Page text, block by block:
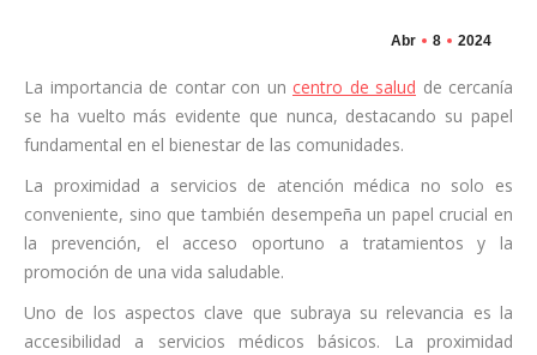
Abr 8 2024
La importancia de contar con un centro de salud de cercanía
se ha vuelto más evidente que nunca, destacando su papel
fundamental en el bienestar de las comunidades.
La proximidad a servicios de atención médica no solo es
conveniente, sino que también desempeña un papel crucial en
la prevención, el acceso oportuno a tratamientos y la
promoción de una vida saludable.
Uno de los aspectos clave que subraya su relevancia es la
accesibilidad a servicios médicos básicos. La proximidad